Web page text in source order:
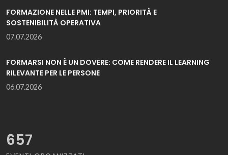
FORMAZIONE NELLE PMI: TEMPI, PRIORITÀ E
SOSTENIBILITÀ OPERATIVA
07.07.2026
FORMARSI NON È UN DOVERE: COME RENDERE IL LEARNING
RILEVANTE PER LE PERSONE
06.07.2026
657